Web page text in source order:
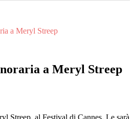
a Meryl Streep
a Meryl Streep